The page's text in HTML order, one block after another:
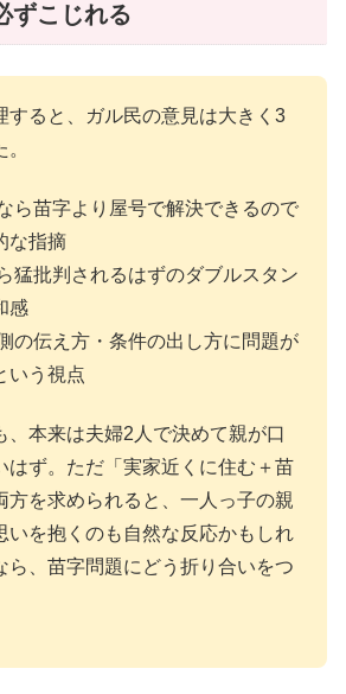
ずこじれる
すると、ガル民の意見は大きく3
ら苗字より屋号で解決できるので
な指摘
猛批判されるはずのダブルスタン
感
の伝え方・条件の出し方に問題が
いう視点
、本来は夫婦2人で決めて親が口
はず。ただ「実家近くに住む＋苗
方を求められると、一人っ子の親
いを抱くのも自然な反応かもしれ
ら、苗字問題にどう折り合いをつ